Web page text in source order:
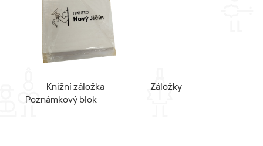
Knižní záložka Záložky
Poznámkový blok